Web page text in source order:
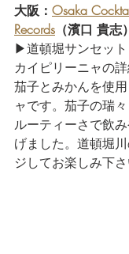
大阪： Osaka
Records （濱口 貴志）
▶道頓堀サンセット
カイピリーニャの
茄子とみかんを使
ャです。茄子の瑞
ルーティーさで飲
げました。道頓堀
ジしてお楽しみ下さ